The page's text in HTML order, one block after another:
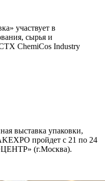
участвует в
сырья и
ChemiCos Industry
выставка упаковки,
пройдет с 21 по 24
(г.Москва).